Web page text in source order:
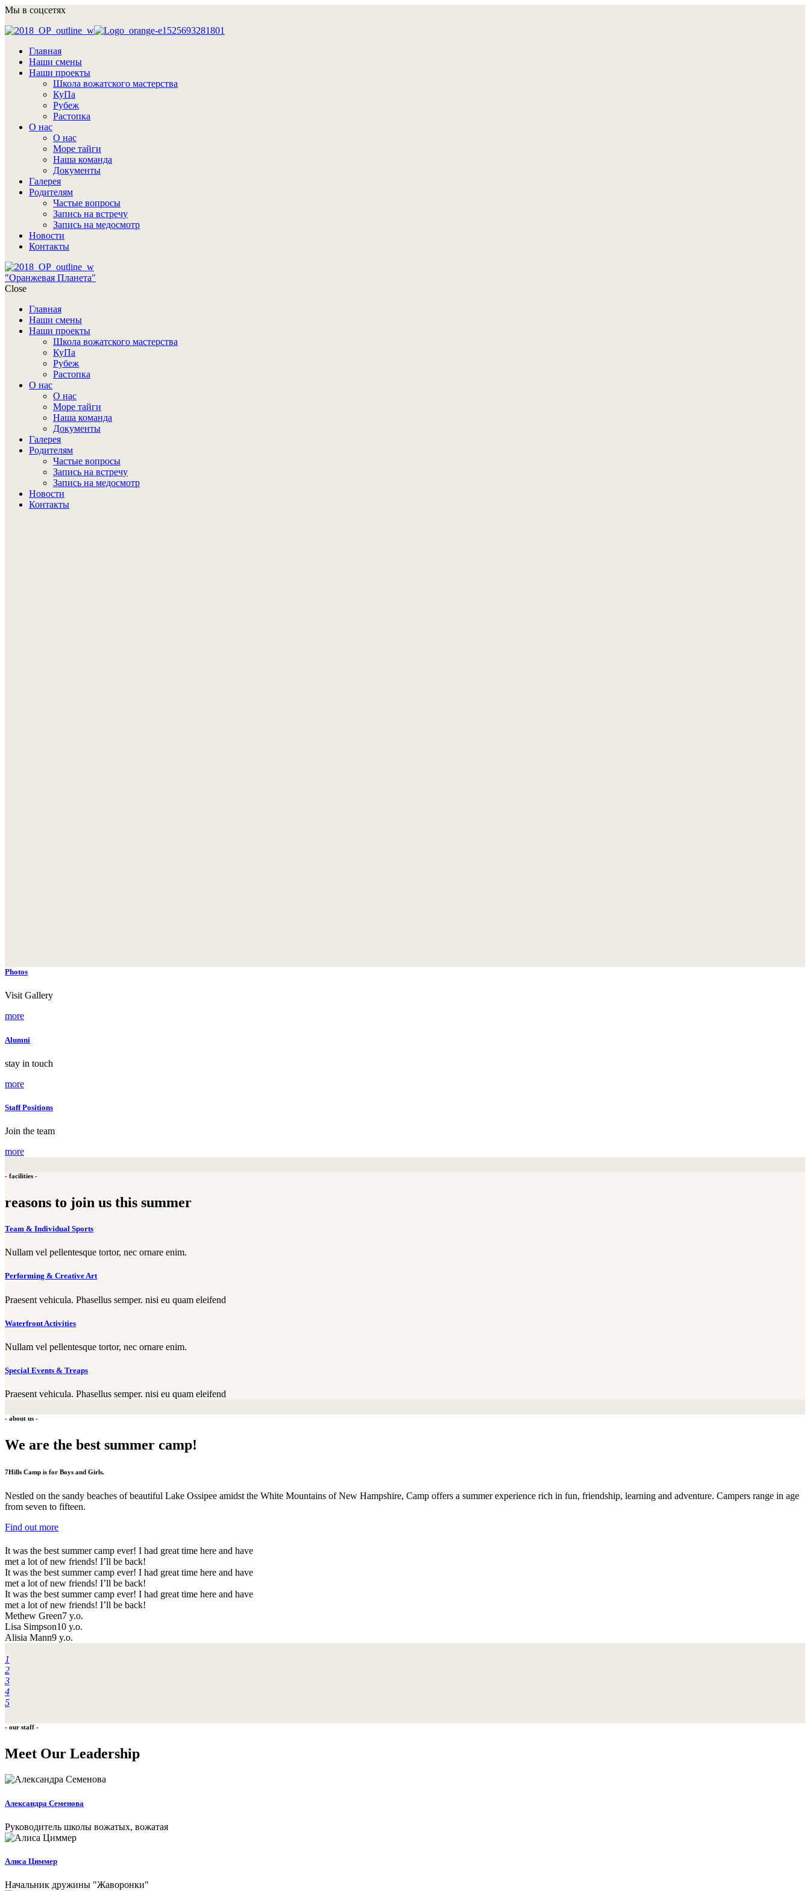
Мы в соцсетях
Главная
Наши смены
Наши проекты
Школа вожатского мастерства
КуПа
Рубеж
Растопка
О нас
О нас
Море тайги
Наша команда
Документы
Галерея
Родителям
Частые вопросы
Запись на встречу
Запись на медосмотр
Новости
Контакты
"Оранжевая Планета"
Close
Главная
Наши смены
Наши проекты
Школа вожатского мастерства
КуПа
Рубеж
Растопка
О нас
О нас
Море тайги
Наша команда
Документы
Галерея
Родителям
Частые вопросы
Запись на встречу
Запись на медосмотр
Новости
Контакты
Photos
Visit Gallery
more
Alumni
stay in touch
more
Staff Positions
Join the team
more
- facilities -
reasons to join us this summer
Team & Individual Sports
Nullam vel pellentesque tortor, nec ornare enim.
Performing & Creative Art
Praesent vehicula. Phasellus semper. nisi eu quam eleifend
Waterfront Activities
Nullam vel pellentesque tortor, nec ornare enim.
Special Events & Treaps
Praesent vehicula. Phasellus semper. nisi eu quam eleifend
- about us -
We are the best summer camp!
7Hills Camp is for Boys and Girls.
Nestled on the sandy beaches of beautiful Lake Ossipee amidst the White Mountains of New Hampshire, Camp offers a summer experience rich in fun, friendship, learning and adventure. Campers range in age
from seven to fifteen.
Find out more
It was the best summer camp ever! I had great time here and have
met a lot of new friends! I’ll be back!
It was the best summer camp ever! I had great time here and have
met a lot of new friends! I’ll be back!
It was the best summer camp ever! I had great time here and have
met a lot of new friends! I’ll be back!
Methew Green7 y.o.
Lisa Simpson10 y.o.
Alisia Mann9 y.o.
1
2
3
4
5
- our staff -
Meet Our Leadership
Александра Семенова
Руководитель школы вожатых, вожатая
Алиса Циммер
Начальник дружины "Жаворонки"